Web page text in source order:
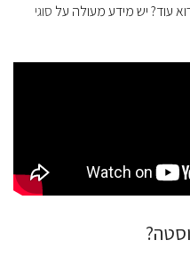
עוד? יש מידע מעולה על סוגי